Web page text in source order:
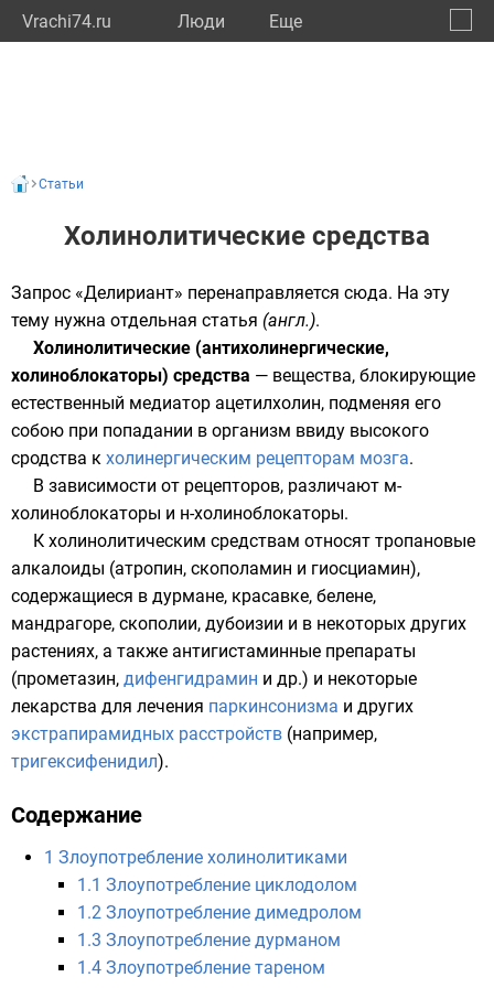
Vrachi74.ru Люди Eще
Статьи
Холинолитические средства
Запрос «Делириант» перенаправляется сюда. На эту
тему нужна отдельная статья (англ.).
Холинолитические (антихолинергические,
холиноблокаторы) средства — вещества, блокирующие
естественный медиатор ацетилхолин, подменяя его
собою при попадании в организм ввиду высокого
сродства к холинергическим рецепторам мозга.
В зависимости от рецепторов, различают м-
холиноблокаторы и н-холиноблокаторы.
К холинолитическим средствам относят тропановые
алкалоиды (атропин, скополамин и гиосциамин),
содержащиеся в дурмане, красавке, белене,
мандрагоре, скополии, дубоизии и в некоторых других
растениях, а также антигистаминные препараты
(прометазин, дифенгидрамин и др.) и некоторые
лекарства для лечения паркинсонизма и других
экстрапирамидных расстройств (например,
тригексифенидил).
Содержание
1 Злоупотребление холинолитиками
1.1 Злоупотребление циклодолом
1.2 Злоупотребление димедролом
1.3 Злоупотребление дурманом
1.4 Злоупотребление тареном